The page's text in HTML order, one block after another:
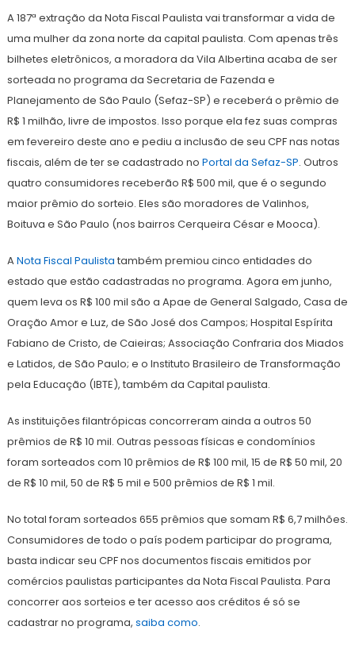
A 187ª extração da Nota Fiscal Paulista vai transformar a vida de
uma mulher da zona norte da capital paulista. Com apenas três
bilhetes eletrônicos, a moradora da Vila Albertina acaba de ser
sorteada no programa da Secretaria de Fazenda e
Planejamento de São Paulo (Sefaz-SP) e receberá o prêmio de
R$ 1 milhão, livre de impostos. Isso porque ela fez suas compras
em fevereiro deste ano e pediu a inclusão de seu CPF nas notas
fiscais, além de ter se cadastrado no Portal da Sefaz-SP. Outros
quatro consumidores receberão R$ 500 mil, que é o segundo
maior prêmio do sorteio. Eles são moradores de Valinhos,
Boituva e São Paulo (nos bairros Cerqueira César e Mooca).
ANota Fiscal Paulista também premiou cinco entidades do
estado que estão cadastradas no programa. Agora em junho,
quem leva os R$ 100 mil são a Apae de General Salgado, Casa de
Oração Amor e Luz, de São José dos Campos; Hospital Espírita
Fabiano de Cristo, de Caieiras; Associação Confraria dos Miados
e Latidos, de São Paulo; e o Instituto Brasileiro de Transformação
pela Educação (IBTE), também da Capital paulista.
As instituições filantrópicas concorreram ainda a outros 50
prêmios de R$ 10 mil. Outras pessoas físicas e condomínios
foram sorteados com 10 prêmios de R$ 100 mil, 15 de R$ 50 mil, 20
de R$ 10 mil, 50 de R$ 5 mil e 500 prêmios de R$ 1 mil.
No total foram sorteados 655 prêmios que somam R$ 6,7 milhões.
Consumidores de todo o país podem participar do programa,
basta indicar seu CPF nos documentos fiscais emitidos por
comércios paulistas participantes da Nota Fiscal Paulista. Para
concorrer aos sorteios e ter acesso aos créditos é só se
cadastrar no programa, saiba como.